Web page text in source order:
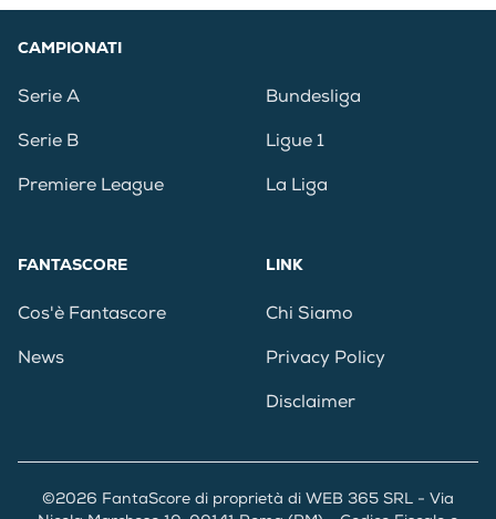
CAMPIONATI
Serie A
Serie B
Premiere League
Bundesliga
Ligue 1
La Liga
FANTASCORE
Cos'è Fantascore
News
LINK
Chi Siamo
Privacy Policy
Disclaimer
©2026 FantaScore di proprietà di WEB 365 SRL - Via